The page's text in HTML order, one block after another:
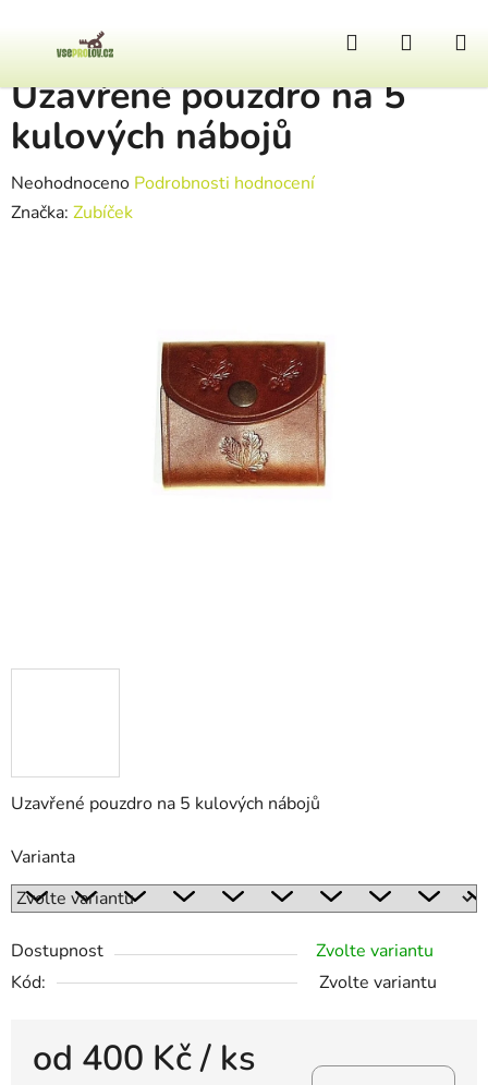
Hledat
Domů
Uzavřené pouzdro na 5 kulových nábojů
Varianta
Dostupnost
Zvolte variantu
Kód:
Zvolte variantu
od 400 Kč/ ks
Uzavřené pouzdro na 5
kulových nábojů
Průměrné hodnocení produktu je 0,0 z 5 hvězdiček.
Neohodnoceno Podrobnosti hodnocení
Značka: Zubíček